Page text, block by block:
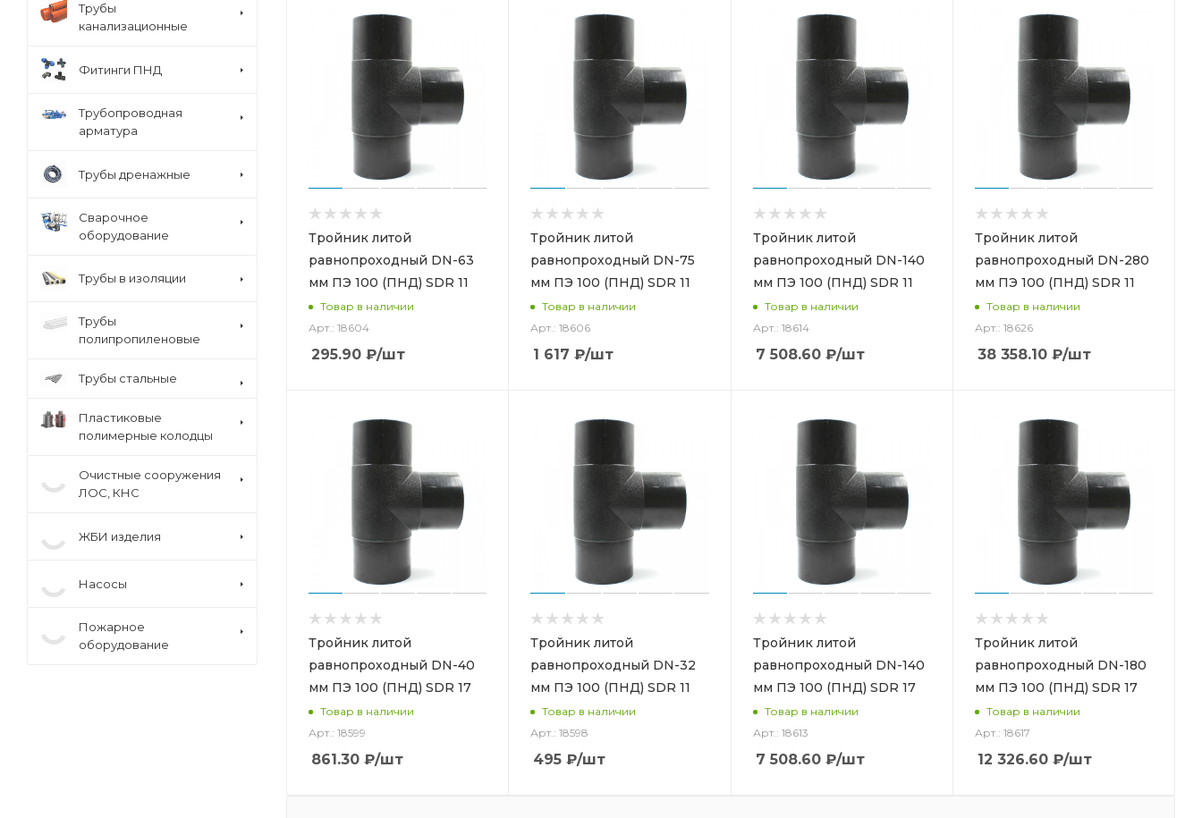
Тройник литой
равнопроходный DN-63
мм ПЭ 100 (ПНД) SDR 11
Товар в наличии
Арт.: 18604
295.90 ₽/шт
Тройник литой
равнопроходный DN-75
мм ПЭ 100 (ПНД) SDR 11
Товар в наличии
Арт.: 18606
1 617 ₽/шт
Тройник литой
равнопроходный DN-140
мм ПЭ 100 (ПНД) SDR 11
Товар в наличии
Арт.: 18614
7 508.60₽/шт
Тройник литой
равнопроходный DN-280
мм ПЭ 100 (ПНД) SDR 11
Товар в наличии
Арт.: 18626
38 358.10₽/шт
Тройник литой
равнопроходный DN-40
мм ПЭ 100 (ПНД) SDR 17
Товар в наличии
Арт.: 18599
861.30 ₽/шт
Тройник литой
равнопроходный DN-32
мм ПЭ 100 (ПНД) SDR 11
Товар в наличии
Арт.: 18598
495 ₽/шт
Тройник литой
равнопроходный DN-140
мм ПЭ 100 (ПНД) SDR 17
Товар в наличии
Арт.: 18613
7 508.60₽/шт
Тройник литой
равнопроходный DN-180
мм ПЭ 100 (ПНД) SDR 17
Товар в наличии
Арт.: 18617
12 326.60₽/шт
3.6 (1)
36.4 (1)
4.4 (1)
5.7 (1)
6.8 (1)
8.2 (
Трубы
канализационные
Фитинги ПНД
Трубопроводная
арматура
Трубы дренажные
Сварочное
оборудование
Трубы в изоляции
Трубы
полипропиленовые
Трубы стальные
Пластиковые
полимерные колодцы
Очистные сооружения
ЛОС, КНС
ЖБИ изделия
Насосы
Пожарное
оборудование